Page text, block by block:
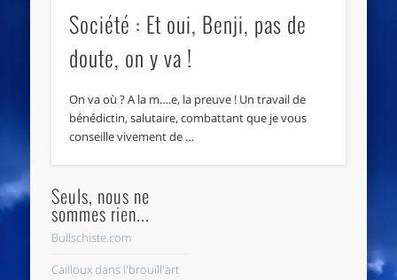
Société : Et oui, Benji, pas de
doute, on y va !
On va où ? A la m….e, la preuve ! Un travail de
bénédictin, salutaire, combattant que je vous
conseille vivement de …
Seuls, nous ne
sommes rien...
Bullschiste.com
Cailloux dans l'brouill'art